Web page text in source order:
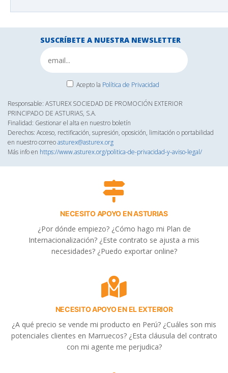
SUSCRÍBETE A NUESTRA NEWSLETTER
Acepto la Política de Privacidad
Responsable: ASTUREX SOCIEDAD DE PROMOCIÓN EXTERIOR
PRINCIPADO DE ASTURIAS, S.A.
Finalidad: Gestionar el alta en nuestro boletín
Derechos: Acceso, rectificación, supresión, oposición, limitación o portabilidad
en nuestro correoasturex@asturex.org
Más info en https://www.asturex.org/politica-de-privacidad-y-aviso-legal/
NECESITO APOYO EN ASTURIAS
¿Por dónde empiezo? ¿Cómo hago mi Plan de
Internacionalización? ¿Este contrato se ajusta a mis
necesidades? ¿Puedo exportar online?
NECESITO APOYO EN EL EXTERIOR
¿A qué precio se vende mi producto en Perú? ¿Cuáles son mis
potenciales clientes en Marruecos? ¿Esta cláusula del contrato
con mi agente me perjudica?